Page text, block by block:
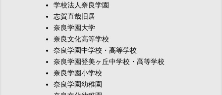
学校法人奈良学園
志賀直哉旧居
奈良学園大学
奈良文化高等学校
奈良学園中学校・高等学校
奈良学園登美ヶ丘中学校・高等学校
奈良学園小学校
奈良学園幼稚園